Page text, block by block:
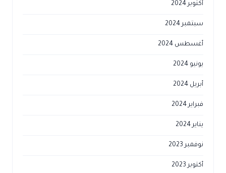
أكتوبر 2024
سبتمبر 2024
أغسطس 2024
يونيو 2024
أبريل 2024
فبراير 2024
يناير 2024
نوفمبر 2023
أكتوبر 2023